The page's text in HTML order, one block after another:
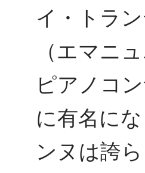
イ・トラ
（エマニ
ピアノコ
に有名に
ンヌは誇